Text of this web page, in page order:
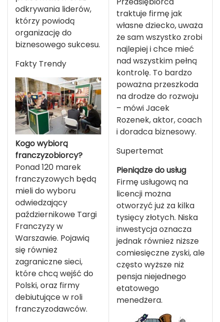
odkrywania liderów,
którzy powiodą
organizację do
biznesowego sukcesu.
Fakty Trendy
Kogo wybiorą
franczyzobiorcy?
Ponad 120 marek
franczyzowych będą
mieli do wyboru
odwiedzający
październikowe Targi
Franczyzy w
Warszawie. Pojawią
się również
zagraniczne sieci,
które chcą wejść do
Polski, oraz firmy
debiutujące w roli
franczyzodawców.
traktuje firmę jak
własne dziecko, uważa
że sam wszystko zrobi
najlepiej i chce mieć
nad wszystkim pełną
kontrolę. To bardzo
poważna przeszkoda
na drodze do rozwoju
– mówi Jacek
Rozenek, aktor, coach
i doradca biznesowy.
Supertemat
Pieniądze do usług
Firmę usługową na
licencji można
otworzyć już za kilka
tysięcy złotych. Niska
inwestycja oznacza
jednak również niższe
comiesięczne zyski, ale
często wyższe niż
pensja niejednego
etatowego
menedżera.